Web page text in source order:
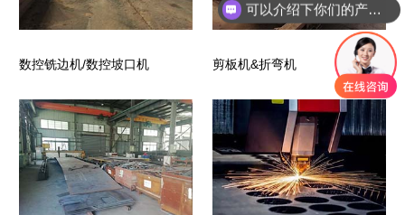
数控铣边机/数控坡口机 剪板机&折弯机
可以介绍下你们的产品么？